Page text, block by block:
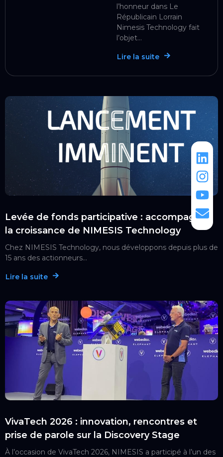
l’honneur dans Le
Républicain Lorrain
Nimesis Technology fait
l’objet...
Lire la suite
Levée de fonds participative : accompagnez
la croissance de NIMESIS Technology
Chez NIMESIS Technology, nous développons depuis plus de
15 ans des actionneurs...
Lire la suite
VivaTech 2026 : innovation, rencontres et
prise de parole sur la Discovery Stage
À l’occasion de VivaTech 2026, NIMESIS a participé à l’un des